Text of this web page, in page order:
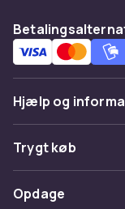
Hjælp og
Ofte stillede
Spor pakke
Trygt køb
Betaling
Opdage